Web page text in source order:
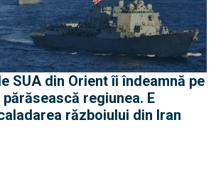
SUA din Orient îi îndeamnă pe
regiunea. E
războiului din Iran